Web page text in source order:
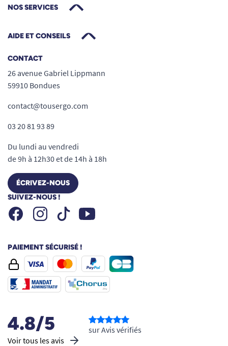
NOS SERVICES
AIDE ET CONSEILS
CONTACT
26 avenue Gabriel Lippmann
59910 Bondues
contact@tousergo.com
03 20 81 93 89
Du lundi au vendredi
de 9h à 12h30 et de 14h à 18h
ÉCRIVEZ-NOUS
SUIVEZ-NOUS !
FacebookInstagramTiktok Youtube
PAIEMENT SÉCURISÉ !
4.8/5
Voir tous les avis
sur Avis vérifiés